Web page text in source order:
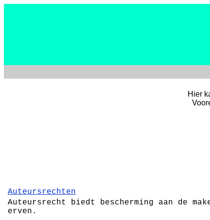
Hier
Auteursrechten
Auteursrecht biedt bescherming aan de
erven.